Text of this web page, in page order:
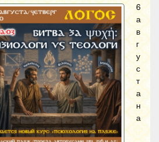
6
а
в
г
у
с
т
а
н
а